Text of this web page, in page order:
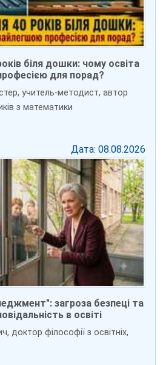
біля дошки: чому освіта
для порад?
учитель-методист, автор
з математики
Дата: 08.08.2026
загроза безпеці та
в освіті
доктор філософії з освітніх,